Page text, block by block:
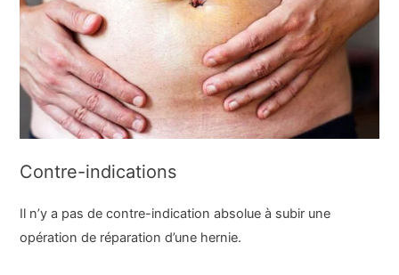
Contre-indications
Il n’y a pas de contre-indication absolue à subir une
opération de réparation d’une hernie.